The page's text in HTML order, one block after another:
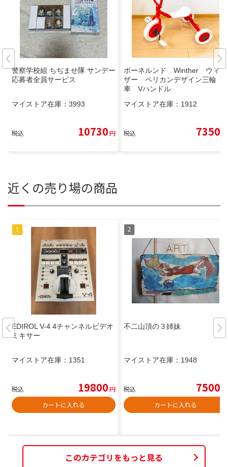
警察学校組 ちぢませ隊 サンデー
応募者全員サービス
マイストア在庫： 3993
税込 10730円
ボーネルンド Winther ウィン
ザー ペリカンデザイン三輪
車 Vハンドル
マイストア在庫： 1912
税込 7350
近くの売り場の商品
EDIROL V-4 4チャンネルビデオ
ミキサー
マイストア在庫： 1351
税込 19800円
カートに入れる
不二山頂の３姉妹
マイストア在庫： 1948
税込 7500
カートに入れる
このカテゴリをもっと見る